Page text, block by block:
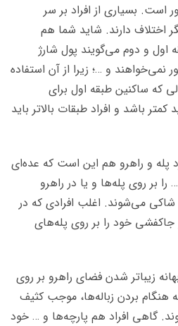
است. بسیاری از افراد بر سر
اختلاف دارند. شاید شما هم
اول و دوم می‌گویند پول شارژ
نمی‌خواهند و …؛ زیرا از آن استفاده
که ساکنین طبقه اول برای
باشد و افراد طبقات بالاتر باید
پله و راهرو هم این است که عده‌ای
بر روی پله‌ها و یا در راهرو
می‌شوند. اغلب افرادی که در
خود را بر روی پله‌های
زیباتر شدن فضای راهرو بر روی
هنگام بردن زباله‌ها، موجب کثیف
گاهی افراد هم پارچه‌ها و … خود